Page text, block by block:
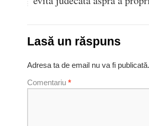
Lasă un răspuns
Adresa ta de email nu va fi publicată.
Comentariu *